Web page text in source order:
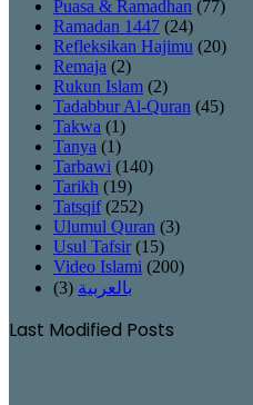
Puasa & Ramadhan (77)
Ramadan 1447 (24)
Refleksikan Hajimu (20)
Remaja (2)
Rukun Islam (2)
Tadabbur Al-Quran (45)
Takwa (1)
Tanya (1)
Tarbawi (140)
Tarikh (19)
Tatsqif(252)
Ulumul Quran (3)
Usul Tafsir (15)
Video Islami (200)
بالعربية (3)
Last Modified Posts